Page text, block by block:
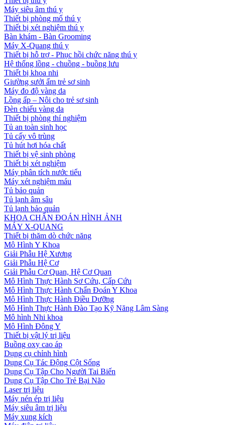
Máy siêu âm thú y
Thiết bị phòng mổ thú y
Thiết bị xét nghiệm thú y
Bàn khám - Bàn Grooming
Máy X-Quang thú y
Thiết bị hỗ trợ - Phục hồi chức năng thú y
Hệ thống lồng - chuồng - buồng lưu
Thiết bị khoa nhi
Giường sưởi ấm trẻ sơ sinh
Máy đo độ vàng da
Lồng ấp – Nôi cho trẻ sơ sinh
Đèn chiếu vàng da
Thiết bị phòng thí nghiệm
Tủ an toàn sinh học
Tủ cấy vô trùng
Tủ hút hơi hóa chất
Thiết bị vệ sinh phòng
Thiết bị xét nghiệm
Máy phân tích nước tiểu
Máy xét nghiệm máu
Tủ bảo quản
Tủ lạnh âm sâu
Tủ lạnh bảo quản
KHOA CHẨN ĐOÁN HÌNH ẢNH
MÁY X-QUANG
Thiết bị thăm dò chức năng
Mô Hình Y Khoa
Giải Phẫu Hệ Xương
Giải Phẫu Hệ Cơ
Giải Phẫu Cơ Quan, Hệ Cơ Quan
Mô Hình Thực Hành Sơ Cứu, Cấp Cứu
Mô Hình Thực Hành Chẩn Đoán Y Khoa
Mô Hình Thực Hành Điều Dưỡng
Mô Hình Thực Hành Đào Tạo Kỹ Năng Lâm Sàng
Mô hình Nhi khoa
Mô Hình Đông Y
Thiết bị vật lý trị liệu
Buồng oxy cao áp
Dụng cụ chỉnh hình
Dụng Cụ Tác Động Cột Sống
Dụng Cụ Tập Cho Người Tai Biến
Dụng Cụ Tập Cho Trẻ Bại Não
Laser trị liệu
Máy nén ép trị liệu
Máy siêu âm trị liệu
Máy xung kích